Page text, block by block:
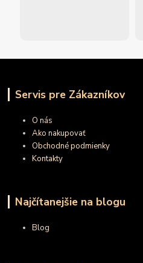
Servis pre Zákazníkov
O nás
Ako nakupovať
Obchodné podmienky
Kontakty
Najčítanejšie na blogu
Blog